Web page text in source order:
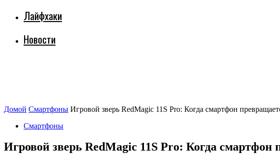
Лайфхаки
Новости
Домой Смартфоны Игровой зверь RedMagic 11S Pro: Когда смартфон
Смартфоны
Игровой зверь RedMagic 11S Pro: Когда